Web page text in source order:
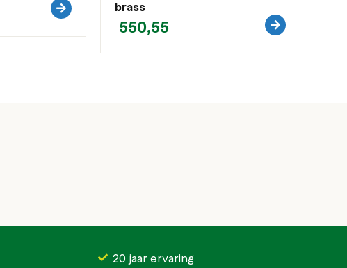
brass
550,55
20 jaar ervaring